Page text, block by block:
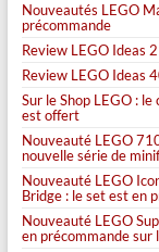
Nouveautés LEGO
précommande
Review LEGO Ideas
Review LEGO Ideas
Sur le Shop LEGO :
est offert
Nouveauté LEGO
nouvelle série de
Nouveauté LEGO
Bridge : le set est en
Nouveauté LEGO
en précommande sur